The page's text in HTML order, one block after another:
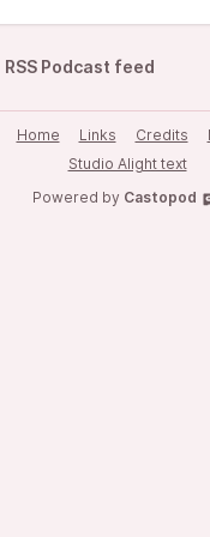
RSS Podcast feed
Home Links Credits
Studio Alight text
Powered by Castopod